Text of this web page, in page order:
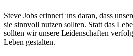
Steve Jobs erinnert uns daran, dass
sie sinnvoll nutzen sollten. Statt das
sollten wir unsere Leidenschaften
Leben gestalten.